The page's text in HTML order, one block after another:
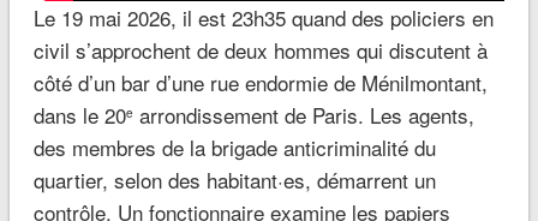
Le 19 mai 2026, il est 23h35 quand des policiers en
civil s’approchent de deux hommes qui discutent à
côté d’un bar d’une rue endormie de Ménilmontant,
dans le 20e arrondissement de Paris. Les agents,
des membres de la brigade anticriminalité du
quartier, selon des habitant·es, démarrent un
contrôle. Un fonctionnaire examine les papiers